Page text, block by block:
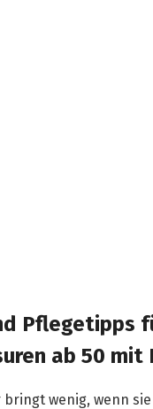
Pflegetipps
ab 50 mit
bringt wenig, wenn